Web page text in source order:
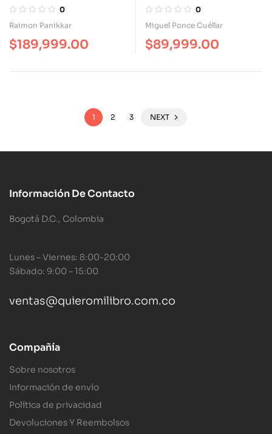
0
Raimon Panikkar
$189,999.00
0
Miguel Ponce Cuéllar
$89,999.00
1 2 3 NEXT
Información De Contacto
Bogotá D.C., Colombia
Lunes – Viernes: 8:00-20:00
Sábado: 9:00 – 15:00
ventas@quieromilibro.com.co
Compañía
Sobre nosotros
Información de envío
Política de privacidad
Devoluciones Y Reembolsos